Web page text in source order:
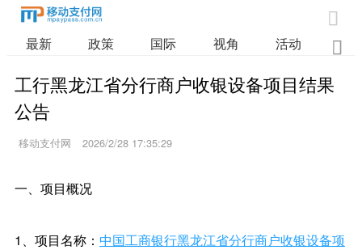

最新 政策 国际 视角 活动 业

工行黑龙江省分行商户收银设备项目结果
公告
移动支付网 2026/2/28 17:35:29
一、项目概况
1、项目名称： 中国工商银行黑龙江省分行商户收银设备项